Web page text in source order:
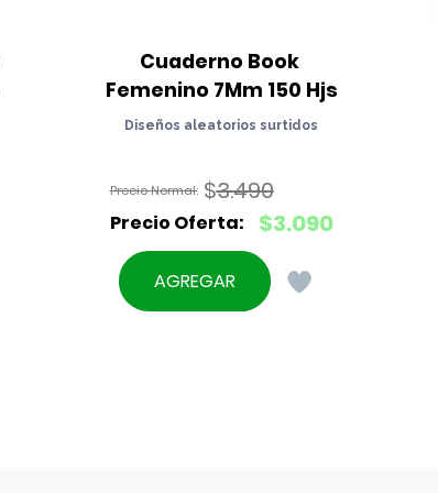
Cuaderno Book
Femenino 7Mm 150 Hjs
Diseños aleatorios surtidos
$3.490
El
precio
original
$3.090
El
precio
actual
AGREGAR